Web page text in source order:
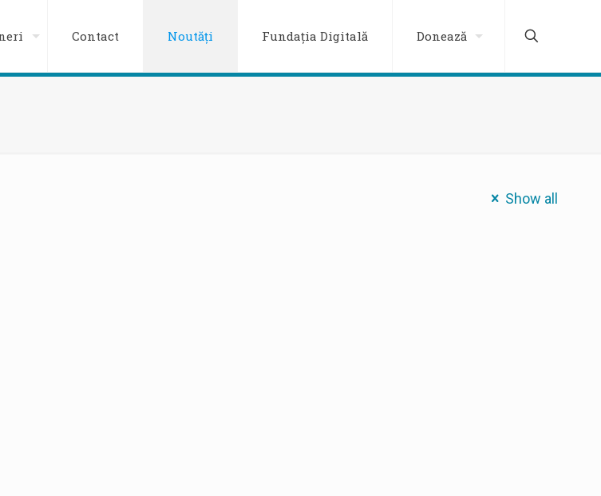
Contact Noutăți Fundația Digitală Donează
Show all